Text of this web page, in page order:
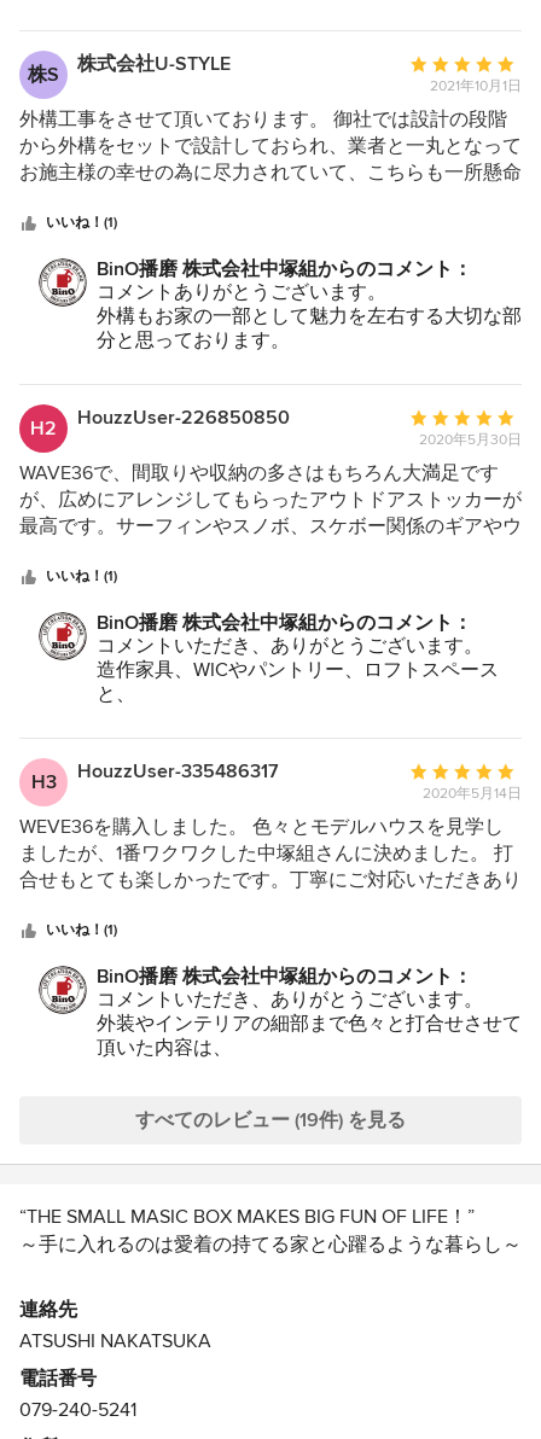
ャレな家を建てたい方、またそれぞれに専門のスタッフが
いらっしゃるのでトータルでお任せして良いお家を建てた
い！という方にぜひオススメしております。 そんなBinO
中塚組様のお仕事をできるのが嬉しく思っております。今
後とも宜しくお願い致します。
今後ともよろしくお願いします。
株S
株式会社U-STYLE
平
評
価：
5
星
5
2021年10月1日
外構工事をさせて頂いております。 御社では設計の段階
から外構をセットで設計しておられ、業者と一丸となって
お施主様の幸せの為に尽力されていて、こちらも一所懸命
はもちろんの事、設計・コーディネーター・現場管理の
方々社員全員がアットホームな雰囲気ながら、プロフェッ
ショナルな人の集まりで安心して夢のマイホームの購入を
任せられるハウスメーカーだと思います。 御社のおしゃ
れなモデルハウスへは、ぜひ一度足を運ぶ価値アリで
いいね！(1)
BinO播磨 株式会社中塚組からのコメント：
コメントありがとうございます。
外構もお家の一部として魅力を左右する大切な部
分と思っております。
き感謝しております。
H2
HouzzUser-226850850
平
均
評
価：
5
星
5
2020年5月30日
WAVE36で、間取りや収納の多さはもちろん大満足です
が、広めにアレンジしてもらったアウトドアストッカーが
最高です。サーフィンやスノボ、スケボー関係のギアやウ
さらに日頃はトレーニングルームとして大活躍していま
す。打ち合わせから、こちらの希望に合った提案をたくさ
んして頂き 楽しくスムーズに進めることができました。
いいね！(1)
BinO播磨 株式会社中塚組からのコメント：
コメントいただき、ありがとうございます。
造作家具、WICやパントリー、ロフトスペース
と、
ることができました。
またアウトドアストッカーでは、ご家族の皆さん
こだわりぬいた間取りとなり、お喜び頂けて嬉し
い限りです！
これからも素敵な思い出をたくさん作ってくださ
い。
たします。
H3 HouzzUser-335486317
平
均
評
価：
5
星
5
2020年5月14日
WEVE36を購入しました。 色々とモデルハウスを見学し
ましたが、1番ワクワクした中塚組さんに決めました。 打
合せもとても楽しかったです。丁寧にご対応いただきあり
き、パントリーやロフトなど収納もたくさん確保でき、よ
かったです。 毎日快適に過ごしています。 アフターメン
テナンスも丁寧にご対応いただきありがとうございます。
今後ともよろしくお願いします。
いいね！(1)
BinO播磨 株式会社中塚組からのコメント：
コメントいただき、ありがとうございます。
外装やインテリアの細部まで色々と打合せさせて
頂いた内容は、
ありがとうございます。
ん作ってくださいね！
します。
すべてのレビュー (19件) を見る
“THE SMALL MASIC BOX MAKES BIG FUN OF LIFE！”
～手に入れるのは愛着の持てる家と心躍るような暮らし～
BinOが考える家づくりとは・・・
＊家族の絆や自分の価値観を大切にしながら、のびのびと
＊美しい自然に寄り添いながら、健やかで穏やかに過ごせ
ること
連絡先
ATSUSHI NAKATSUKA
電話番号
079-240-5241